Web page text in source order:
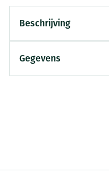
Beschrijving
Gegevens